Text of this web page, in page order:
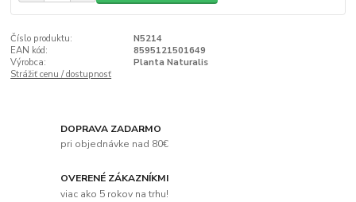
Číslo produktu:
N5214
EAN kód:
8595121501649
Výrobca:
Planta Naturalis
Strážiť cenu / dostupnosť
DOPRAVA ZADARMO
pri objednávke nad 80€
OVERENÉ ZÁKAZNÍKMI
viac ako 5 rokov na trhu!